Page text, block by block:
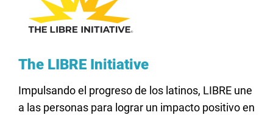
The LIBRE Initiative
Impulsando el progreso de los latinos, LIBRE une
a las personas para lograr un impacto positivo en